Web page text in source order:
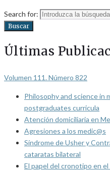
Search for:
Buscar
Últimas
Volumen 111. Número 822
Philosophy and science in
postgraduates curricula
Atención domiciliaria en
Agresiones a los medic@s
Síndrome de Usher y
cataratas bilateral
El papel del cronotipo en